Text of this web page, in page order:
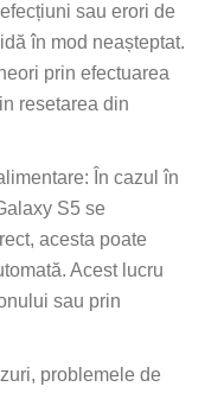
sau erori de
în mod neașteptat.
prin efectuarea
resetarea din
În cazul în
S5 se
acesta poate
Acest lucru
sau prin
problemele de